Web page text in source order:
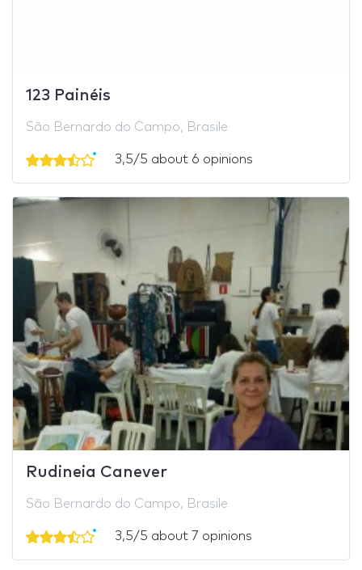
123 Painéis
São Bernardo do Campo, Brasile
3,5/5 about 6 opinions
Rudineia Canever
São Bernardo do Campo, Brasile
3,5/5 about 7 opinions